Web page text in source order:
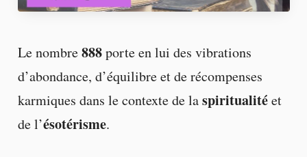
Le nombre888porte en lui des vibrations
d’abondance, d’équilibre et de récompenses
karmiques dans le contexte de laspiritualitéet
de l’ésotérisme.